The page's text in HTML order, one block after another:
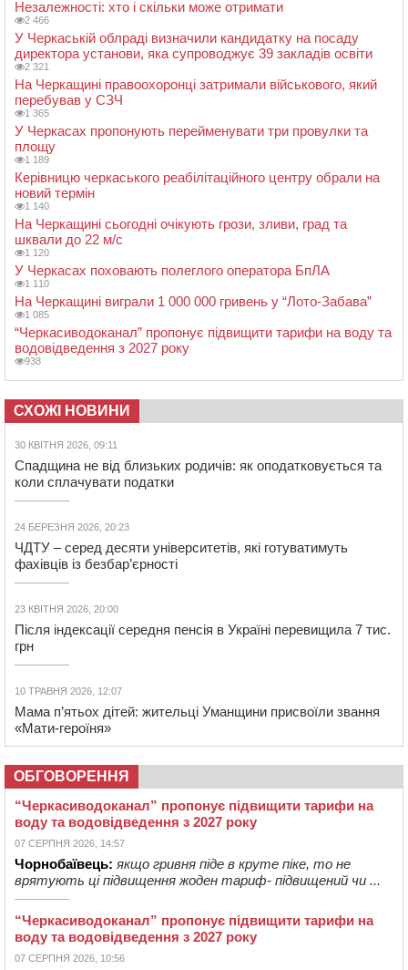
Незалежності: хто і скільки може отримати
2 466
У Черкаській облраді визначили кандидатку на посаду
директора установи, яка супроводжує 39 закладів освіти
2 321
На Черкащині правоохоронці затримали військового, який
перебував у СЗЧ
1 365
У Черкасах пропонують перейменувати три провулки та
площу
1 189
Керівницю черкаського реабілітаційного центру обрали на
новий термін
1 140
На Черкащині сьогодні очікують грози, зливи, град та
шквали до 22 м/с
1 120
У Черкасах поховають полеглого оператора БпЛА
1 110
На Черкащині виграли 1 000 000 гривень у “Лото-Забава”
1 085
“Черкасиводоканал” пропонує підвищити тарифи на воду та
водовідведення з 2027 року
938
СХОЖІ НОВИНИ
30 КВІТНЯ 2026, 09:11
Спадщина не від близьких родичів: як оподатковується та
коли сплачувати податки
24 БЕРЕЗНЯ 2026, 20:23
ЧДТУ – серед десяти університетів, які готуватимуть
фахівців із безбар’єрності
23 КВІТНЯ 2026, 20:00
Після індексації середня пенсія в Україні перевищила 7 тис.
грн
10 ТРАВНЯ 2026, 12:07
Мама п’ятьох дітей: жительці Уманщини присвоїли звання
«Мати‐героїня»
ОБГОВОРЕННЯ
“Черкасиводоканал” пропонує підвищити тарифи на
воду та водовідведення з 2027 року
07 СЕРПНЯ 2026, 14:57
Чорнобаївець: якщо гривня піде в круте піке, то не
врятують ці підвищення жоден тариф- підвищений чи ...
“Черкасиводоканал” пропонує підвищити тарифи на
воду та водовідведення з 2027 року
07 СЕРПНЯ 2026, 10:56